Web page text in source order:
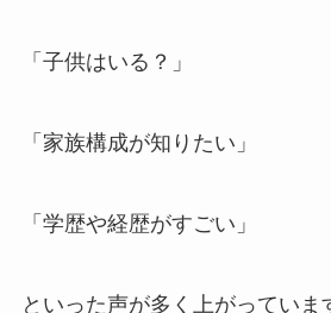
「子供はいる？」
「家族構成が知りたい」
「学歴や経歴がすごい」
といった声が多く上がっていま